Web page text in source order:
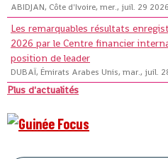
ABIDJAN, Côte d'Ivoire, mer., juil. 29
Les remarquables résultats
2026 par le Centre financier
position de leader
DUBAÏ, Émirats Arabes Unis, mar., juil.
Plus d'actualités